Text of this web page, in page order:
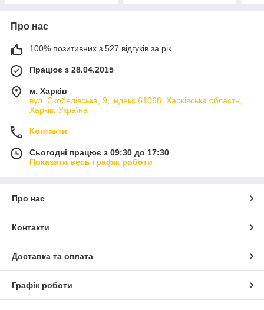
Про нас
100% позитивних з 527 відгуків за рік
Працює з 28.04.2015
м. Харків
вул. Скобелівська, 9, індекс 61068, Харківська область,
Харків, Україна
Контакти
Сьогодні працює з 09:30 до 17:30
Показати весь графік роботи
Про нас
Контакти
Доставка та оплата
Графік роботи